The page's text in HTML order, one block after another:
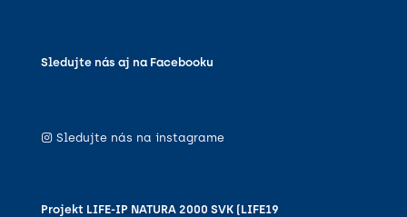
Sledujte nás aj na Facebooku
Sledujte nás na instagrame
Projekt LIFE-IP NATURA 2000 SVK (LIFE19